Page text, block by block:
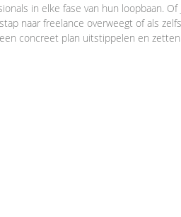
in elke fase van hun loopbaan.
naar freelance overweegt of als
concreet plan uitstippelen en